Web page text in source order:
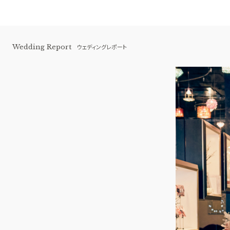
青山セントグレース大聖堂
BEST BRIDAL
Wedding Report ウェディングレポート